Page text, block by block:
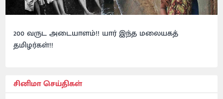
200 வருட அடையாளம்!! யார் இந்த மலையகத்
தமிழர்கள்!!
சினிமா செய்திகள்